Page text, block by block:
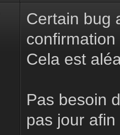
Certain bug
Cela est
Pas besoin
pas jour